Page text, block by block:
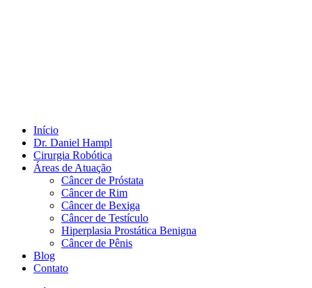
Início
Dr. Daniel Hampl
Cirurgia Robótica
Áreas de Atuação
Câncer de Próstata
Câncer de Rim
Câncer de Bexiga
Câncer de Testículo
Hiperplasia Prostática Benigna
Câncer de Pênis
Blog
Contato